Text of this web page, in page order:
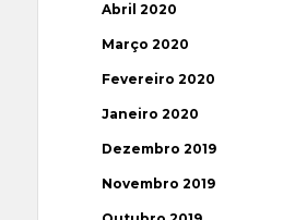
Abril 2020
Março 2020
Fevereiro 2020
Janeiro 2020
Dezembro 2019
Novembro 2019